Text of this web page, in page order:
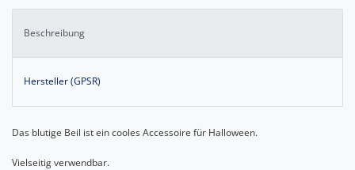
Beschreibung
Hersteller (GPSR)
Das blutige Beil ist ein cooles Accessoire für Halloween.
Vielseitig verwendbar.